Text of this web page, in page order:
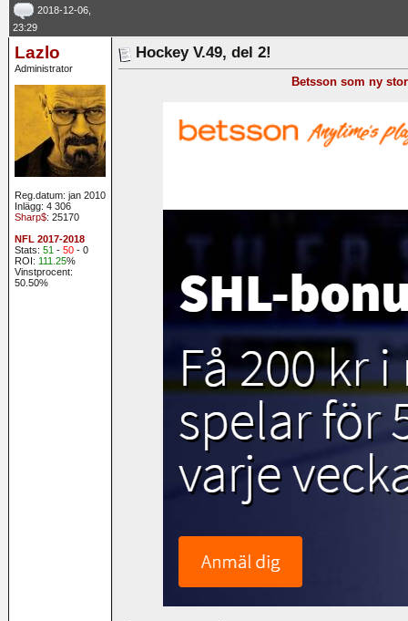
2018-12-06,
23:29
Lazlo
Administrator
Reg.datum: jan 2010
Inlägg: 4 306
Sharp$: 25170
NFL 2017-2018
Stats: 51 - 50- 0
ROI: 111.25%
Vinstprocent:
50.50%
Hockey V.49, del 2!
Betsson som ny